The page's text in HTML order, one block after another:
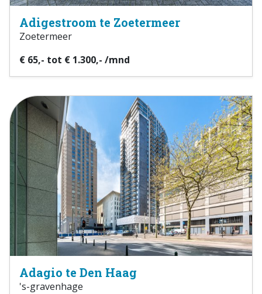
Adigestroom te Zoetermeer
Zoetermeer
€ 65,- tot € 1.300,- /mnd
Adagio te Den Haag
's-gravenhage